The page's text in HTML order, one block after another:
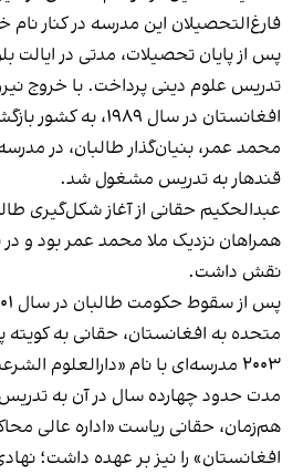
فارغ‌التحصیلان این مدرسه در کنار نام
پس از پایان تحصیلات، مدتی در ایالت
تدریس علوم دینی پرداخت. با خروج
افغانستان در سال
محمد عمر، بنیان‌گذار طالبان، در
قندهار به تدریس مشغول شد.
عبدالحکیم حقانی از آغاز شکل‌گیری
همراهان نزدیک ملا محمد عمر بود و در
نقش داشت.
متحده به افغانستان، حقانی به
۲۰۰۳ مدرسه‌ای با نام «دارالعلوم
مدت حدود چهارده سال در آن به
هم‌زمان، حقانی ریاست «اداره عالی
افغانستان» را نیز بر عهده داشت؛